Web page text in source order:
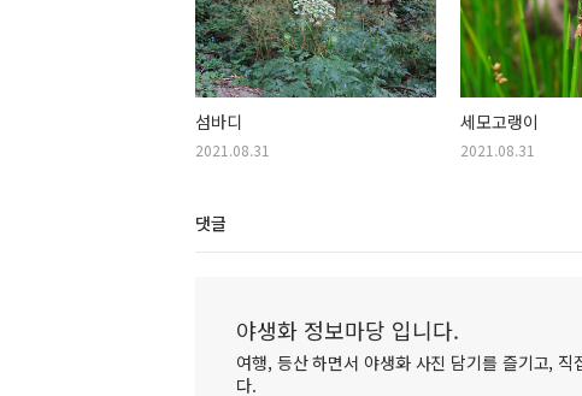
섬바디
2021.08.31
세모고랭이
2021.08.31
댓글
야생화 정보마당 입니다.
여행, 등산 하면서 야생화 사진 담기를 즐기고,
다.